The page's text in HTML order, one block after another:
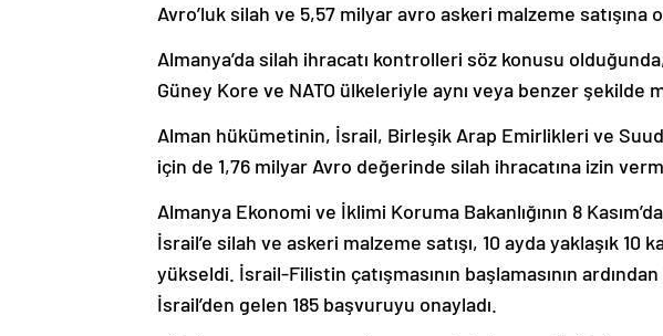
Avro’luk silah ve 5,57 milyar avro askeri malzeme satışına
Almanya’da silah ihracatı kontrolleri söz konusu
Güney Kore ve NATO ülkeleriyle aynı veya benzer şekilde
Alman hükümetinin, İsrail, Birleşik Arap Emirlikleri ve
için de 1,76 milyar Avro değerinde silah ihracatına izin
Almanya Ekonomi ve İklimi Koruma Bakanlığının 8
İsrail’e silah ve askeri malzeme satışı, 10 ayda yaklaşık 10
yükseldi. İsrail-Filistin çatışmasının başlamasının
İsrail’den gelen 185 başvuruyu onayladı.